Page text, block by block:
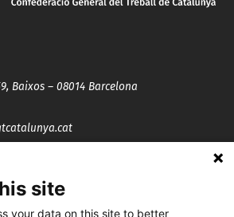
Baixos – 08014 Barcelona
site
your data on this site to better